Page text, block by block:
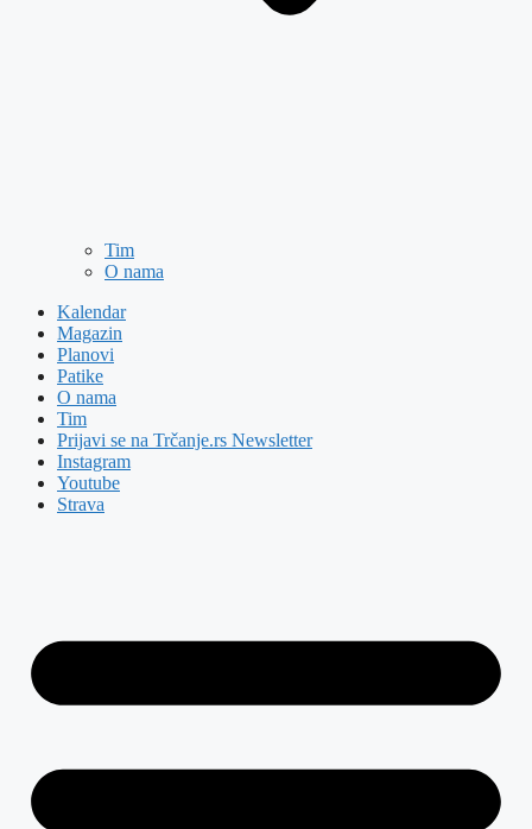
Tim
O nama
Kalendar
Magazin
Planovi
Patike
O nama
Tim
Prijavi se na Trčanje.rs Newsletter
Instagram
Youtube
Strava